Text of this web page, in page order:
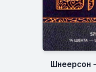
Шнеерсон